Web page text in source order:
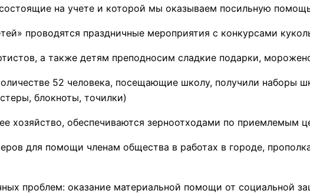
на учете и которой мы оказываем посильную
проводятся праздничные мероприятия с конкурсами
а также детям преподносим сладкие подарки,
52 человека, посещающие школу, получили наборы
блокноты, точилки)
хозяйство, обеспечиваются зерноотходами по приемлемым
для помощи членам общества в работах в городе,
проблем: оказание материальной помощи от социальной